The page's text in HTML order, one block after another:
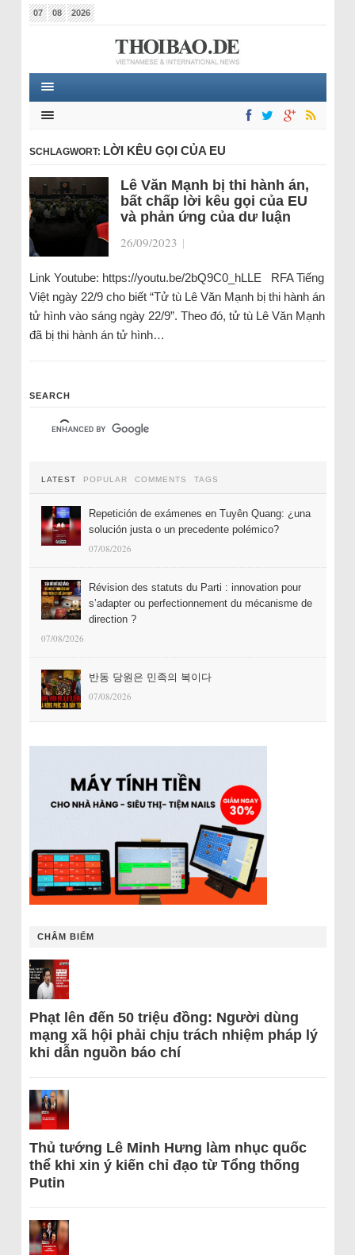
07 08 2026
SCHLAGWORT: LỜI KÊU GỌI CỦA EU
Lê Văn Mạnh bị thi hành án,
bất chấp lời kêu gọi của EU
và phản ứng của dư luận
26/09/2023 |
Link Youtube: https://youtu.be/2bQ9C0_hLLE RFA Tiếng
Việt ngày 22/9 cho biết “Tử tù Lê Văn Mạnh bị thi hành án
tử hình vào sáng ngày 22/9”. Theo đó, tử tù Lê Văn Mạnh
đã bị thi hành án tử hình…
SEARCH
LATEST POPULAR COMMENTS TAGS
Repetición de exámenes en Tuyên Quang: ¿una
solución justa o un precedente polémico?
07/08/2026
Révision des statuts du Parti : innovation pour
s’adapter ou perfectionnement du mécanisme de
direction ?
07/08/2026
반동 당원은 민족의 복이다
07/08/2026
CHÂM BIẾM
Phạt lên đến 50 triệu đồng: Người dùng
mạng xã hội phải chịu trách nhiệm pháp lý
khi dẫn nguồn báo chí
Thủ tướng Lê Minh Hưng làm nhục quốc
thể khi xin ý kiến chỉ đạo từ Tổng thống
Putin